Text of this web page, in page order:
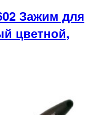
Зажим для
цветной,